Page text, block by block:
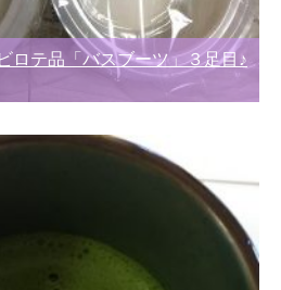
ロテ品「バスブーツ」３足目♪